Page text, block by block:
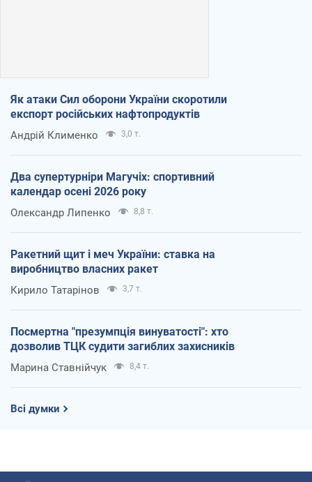
Як атаки Сил оборони України скоротили
експорт російських нафтопродуктів
Андрій Клименко 3,0 т.
Два супертурніри Магучіх: спортивний
календар осені 2026 року
Олександр Липенко 8,8 т.
Ракетний щит і меч України: ставка на
виробництво власних ракет
Кирило Татарінов 3,7 т.
Посмертна "презумпція винуватості": хто
дозволив ТЦК судити загиблих захисників
Марина Ставнійчук 8,4 т.
Всі думки